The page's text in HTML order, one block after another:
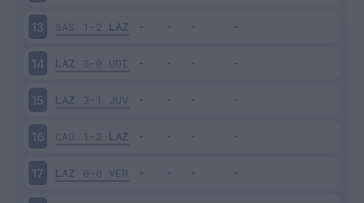
13 SAS 1-2 LAZ
14 LAZ 3-0 UDI
15 LAZ 3-1 JUV
16 CAG 1-2 LAZ
17 LAZ 0-0 VER